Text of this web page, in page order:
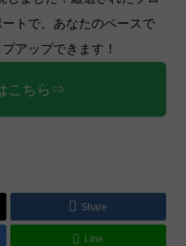
トで、あなたのペースで
アップできます！
こちら⇒
Share
Line